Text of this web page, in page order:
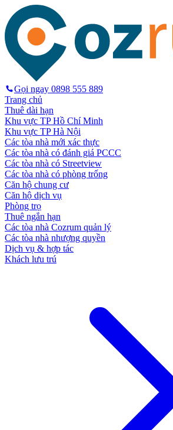
Gọi ngay 0898 555 889
Trang chủ
Thuê dài hạn
Khu vực TP Hồ Chí Minh
Khu vực TP Hà Nội
Các tòa nhà mới xác thực
Các tòa nhà có đánh giá PCCC
Các tòa nhà có Streetview
Các tòa nhà có phòng trống
Căn hộ chung cư
Căn hộ dịch vụ
Phòng trọ
Thuê ngắn hạn
Các tòa nhà Cozrum quản lý
Các tòa nhà nhượng quyền
Dịch vụ & hợp tác
Khách lưu trú